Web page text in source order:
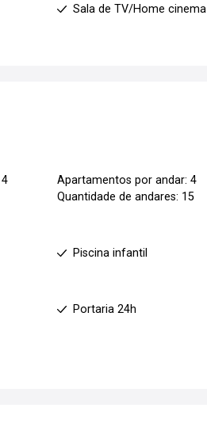
Sala de TV/Home cinema
Apartamentos por andar: 4
Quantidade de andares: 15
Piscina infantil
Portaria 24h